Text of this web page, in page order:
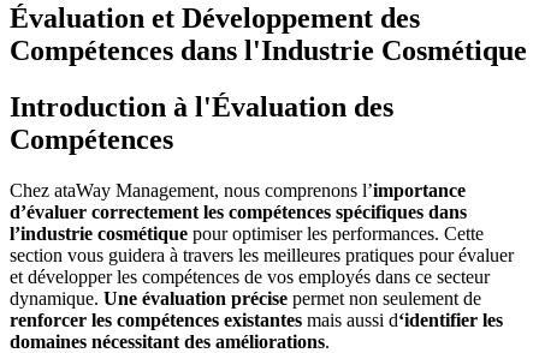
Évaluation et Développement des
Compétences dans l'Industrie Cosmétique
Introduction à l'Évaluation des
Compétences
Chez ataWay Management, nous comprenons l’importance
d’évaluer correctement les compétences spécifiques dans
l’industrie cosmétique pour optimiser les performances. Cette
section vous guidera à travers les meilleures pratiques pour évaluer
et développer les compétences de vos employés dans ce secteur
dynamique. Une évaluation précise permet non seulement de
renforcer les compétences existantes mais aussi d‘identifier les
domaines nécessitant des améliorations.